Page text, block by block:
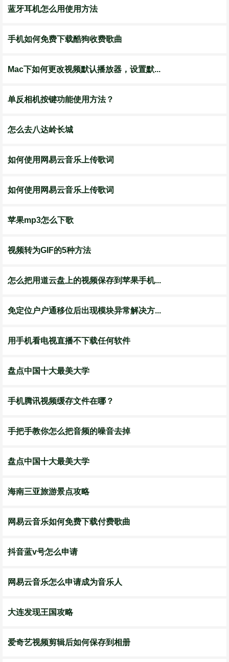
蓝牙耳机怎么用使用方法
手机如何免费下载酷狗收费歌曲
Mac下如何更改视频默认播放器，设置默...
单反相机按键功能使用方法？
怎么去八达岭长城
如何使用网易云音乐上传歌词
如何使用网易云音乐上传歌词
苹果mp3怎么下歌
视频转为GIF的5种方法
怎么把用道云盘上的视频保存到苹果手机...
免定位户户通移位后出现模块异常解决方...
用手机看电视直播不下载任何软件
盘点中国十大最美大学
手机腾讯视频缓存文件在哪？
手把手教你怎么把音频的噪音去掉
盘点中国十大最美大学
海南三亚旅游景点攻略
网易云音乐如何免费下载付费歌曲
抖音蓝v号怎么申请
网易云音乐怎么申请成为音乐人
大连发现王国攻略
爱奇艺视频剪辑后如何保存到相册